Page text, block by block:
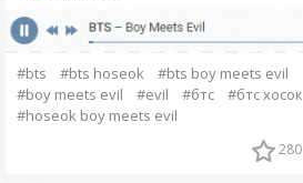
#bts #bts hoseok
#bts boy meets evil
#boy meets evil
#evil #бтс
#бтс хосок
#hoseok boy meets evil
280